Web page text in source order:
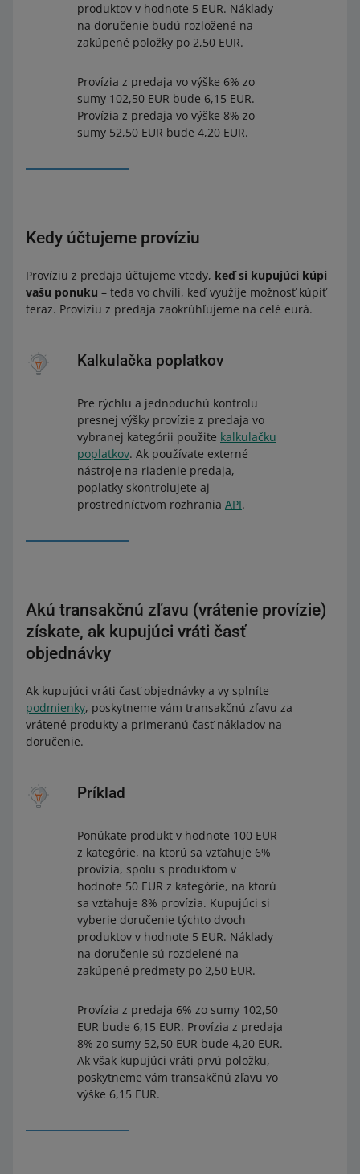
produktov v hodnote 5 EUR. Náklady
na doručenie budú rozložené na
zakúpené položky po 2,50 EUR.
Provízia z predaja vo výške 6% zo
sumy 102,50 EUR bude 6,15 EUR.
Provízia z predaja vo výške 8% zo
sumy 52,50 EUR bude 4,20 EUR.
Kedy účtujeme províziu
Províziu z predaja účtujeme vtedy, keď si kupujúci kúpi
vašu ponuku – teda vo chvíli, keď využije možnosť kúpiť
teraz. Províziu z predaja zaokrúhľujeme na celé eurá.
Kalkulačka poplatkov
Pre rýchlu a jednoduchú kontrolu
presnej výšky provízie z predaja vo
vybranej kategórii použite kalkulačku
poplatkov. Ak používate externé
nástroje na riadenie predaja,
poplatky skontrolujete aj
prostredníctvom rozhrania API.
Akú transakčnú zľavu (vrátenie provízie)
získate, ak kupujúci vráti časť
objednávky
Ak kupujúci vráti časť objednávky a vy splníte
podmienky, poskytneme vám transakčnú zľavu za
vrátené produkty a primeranú časť nákladov na
doručenie.
Príklad
Ponúkate produkt v hodnote 100 EUR
z kategórie, na ktorú sa vzťahuje 6%
provízia, spolu s produktom v
hodnote 50 EUR z kategórie, na ktorú
sa vzťahuje 8% provízia. Kupujúci si
vyberie doručenie týchto dvoch
produktov v hodnote 5 EUR. Náklady
na doručenie sú rozdelené na
zakúpené predmety po 2,50 EUR.
Provízia z predaja 6% zo sumy 102,50
EUR bude 6,15 EUR. Provízia z predaja
8% zo sumy 52,50 EUR bude 4,20 EUR.
Ak však kupujúci vráti prvú položku,
poskytneme vám transakčnú zľavu vo
výške 6,15 EUR.